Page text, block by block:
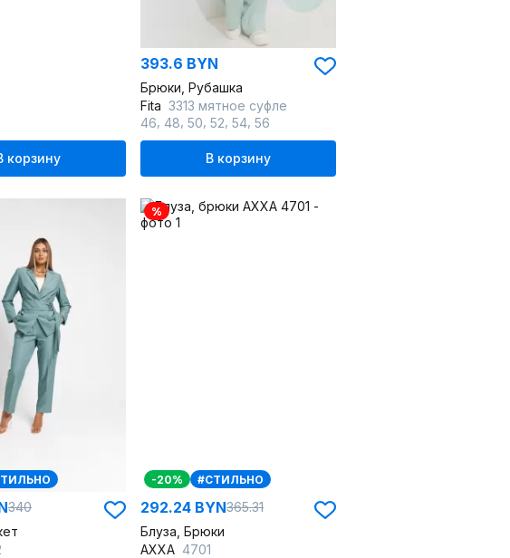
корзину
393.6 BYN
Брюки, Рубашка
Fita 3313 мятное суфле
46 48 50 52 54 56
В корзину
340
%
-20% #СТИЛЬНО
292.24 BYN365.31
Блуза, Брюки
AXXA 4701